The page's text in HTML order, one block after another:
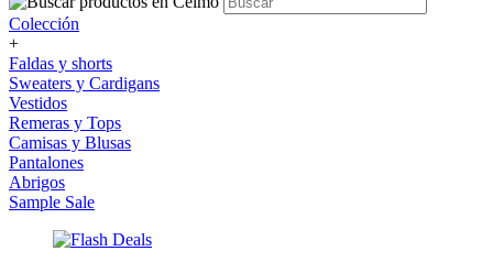
Colección
+
Faldas y shorts
Sweaters y Cardigans
Vestidos
Remeras y Tops
Camisas y Blusas
Pantalones
Abrigos
Sample Sale